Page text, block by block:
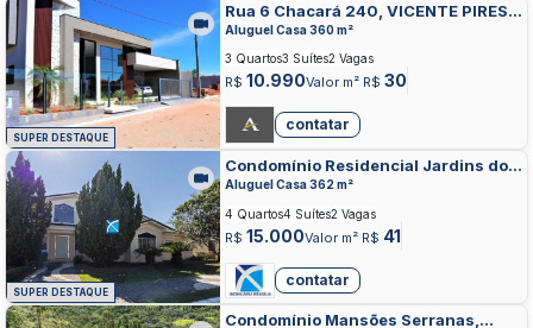
SUPER DESTAQUE
Rua 6 Chacará 240, VICENTE PIRES,
VICENTE PIRES
Aluguel Casa 360 m²
R$ 10.990Valor m² R$ 30
3 Quartos3 Suítes2 Vagas
contatar
SUPER DESTAQUE
Condomínio Residencial Jardins do
Lago, JARDIM BOTANICO, BRASILIA
Aluguel Casa 362 m²
R$ 15.000Valor m² R$ 41
4 Quartos4 Suítes2 Vagas
contatar
Condomínio Mansões Serranas,